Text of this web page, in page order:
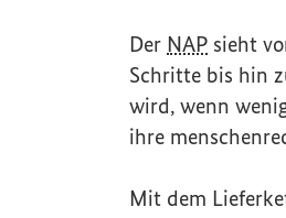
Der NAP sieht
Schritte bis hin
wird, wenn
ihre
Mit dem